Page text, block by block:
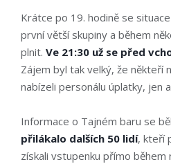
Krátce po 19. hodině se
první větší skupiny a během
plnit. Ve 21:30 už se před
Zájem byl tak velký, že někteří
nabízeli personálu úplatky, jen
Informace o Tajném baru se
přilákalo dalších 50 lidí, kteří
získali vstupenku přímo během